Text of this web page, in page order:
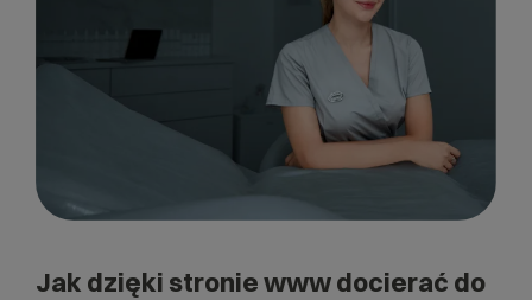
Jak dzięki stronie www docierać do